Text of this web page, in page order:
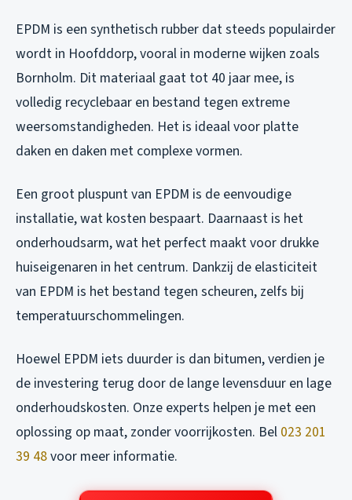
EPDM is een synthetisch rubber dat steeds populairder
wordt in Hoofddorp, vooral in moderne wijken zoals
Bornholm. Dit materiaal gaat tot 40 jaar mee, is
volledig recyclebaar en bestand tegen extreme
weersomstandigheden. Het is ideaal voor platte
daken en daken met complexe vormen.
Een groot pluspunt van EPDM is de eenvoudige
installatie, wat kosten bespaart. Daarnaast is het
onderhoudsarm, wat het perfect maakt voor drukke
huiseigenaren in het centrum. Dankzij de elasticiteit
van EPDM is het bestand tegen scheuren, zelfs bij
temperatuurschommelingen.
Hoewel EPDM iets duurder is dan bitumen, verdien je
de investering terug door de lange levensduur en lage
onderhoudskosten. Onze experts helpen je met een
oplossing op maat, zonder voorrijkosten. Bel 023 201
39 48voor meer informatie.